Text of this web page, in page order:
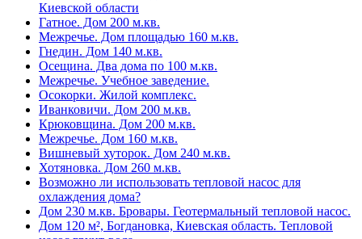
Киевской области
Гатное. Дом 200 м.кв.
Межречье. Дом площадью 160 м.кв.
Гнедин. Дом 140 м.кв.
Осещина. Два дома по 100 м.кв.
Межречье. Учебное заведение.
Осокорки. Жилой комплекс.
Иванковичи. Дом 200 м.кв.
Крюковщина. Дом 200 м.кв.
Межречье. Дом 160 м.кв.
Вишневый хуторок. Дом 240 м.кв.
Хотяновка. Дом 260 м.кв.
Возможно ли использовать тепловой насос для
охлаждения дома?
Дом 230 м.кв. Бровары. Геотермальный тепловой насос.
Дом 120 м², Богдановка, Киевская область. Тепловой